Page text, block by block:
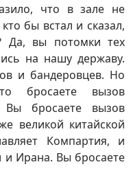
что в зале не
бы встал и сказал,
Да, вы потомки тех
на нашу державу.
и бандеровцев. Но
бросаете вызов
Вы бросаете вызов
великой китайской
Компартия, и
Ирана. Вы бросаете